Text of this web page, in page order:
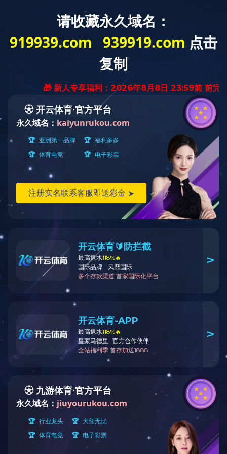
网站主页 关于吉瑞 产品展示
制粒系列
干燥系列
混合系列
爱游戏ayx体育_爱游戏aiyouxi（中
清洗系列
换热器
爱游戏ayx体
爱游戏ayx体育
联系人：王
电 话：0510-
传 真：
售 后：陈经